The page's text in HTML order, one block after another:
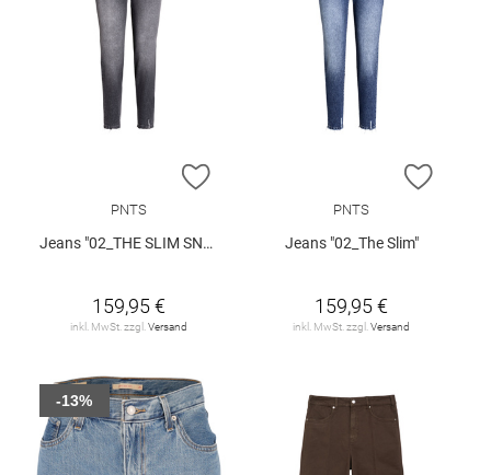
ZUR WUNSCHLISTE HINZUFÜGEN
PNTS
Jeans "02_THE SLIM SNOS"
159,95 €
inkl. MwSt. zzgl. Versand
ZUR
PNTS
Jeans "02_The Slim"
159,95 €
inkl. MwSt. zzgl. Versand
-13%